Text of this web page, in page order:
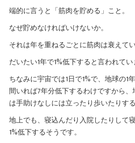
端的に言うと「筋肉を貯める」こと。
なぜ貯めなければいけないか。
それは年を重ねるごとに筋肉は衰えて
だいたい1年で1%低下すると言われてい
ちなみに宇宙では1日で1%で、地球の1
間いれば7年分低下するわけですから
は手助けなしには立ったり歩いたりす
地上でも、寝込んだり入院したりして
1%低下するそうです。